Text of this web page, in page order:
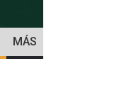
MÁS